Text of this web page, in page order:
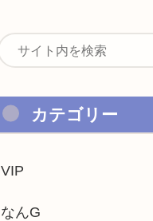
カテゴリー
VIP
なんG